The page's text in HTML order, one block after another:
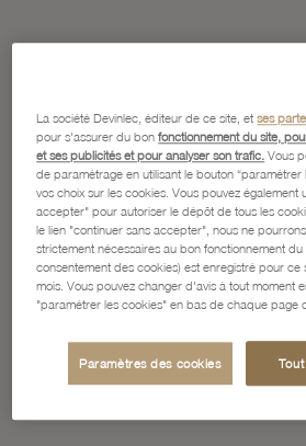
La société Devinlec, éditeur de ce site, etses
pour s'assurer du bonfonctionnement du site,
et ses publicités et pour analyser son trafic. Vous
de paramétrage en utilisant le bouton
vos choix sur les cookies. Vous pouvez également
accepter" pour autoriser le dépôt de tous les
le lien "continuer sans accepter", nous ne
strictement nécessaires au bon fonctionnement
consentement des cookies) est enregistré pour
mois. Vous pouvez changer d'avis à tout moment
"paramétrer les cookies" en bas de chaque page
Paramètres des cookies